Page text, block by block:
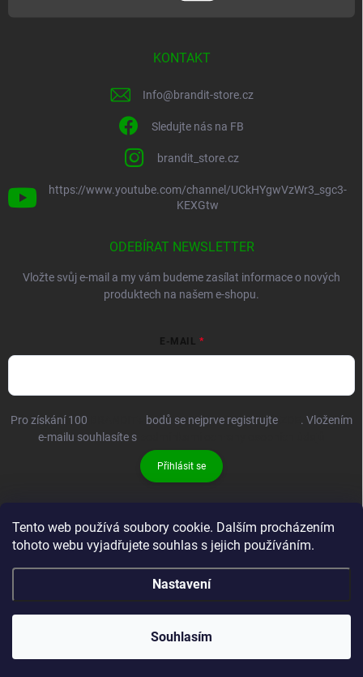
Tento web používá soubory cookie. Dalším procházením
tohoto webu vyjadřujete souhlas s jejich používáním.
Nastavení
Souhlasím
KONTAKT
Info@brandit-store.cz
Sledujte nás na FB
brandit_store.cz
https://www.youtube.com/channel/UCkHYgwVzWr3_sgc3-
KEXGtw
ODEBÍRAT NEWSLETTER
Vložte svůj e-mail a my vám budeme zasílat informace o nových
produktech na našem e-shopu.
E-MAIL
Pro získání 100 bodů se nejprve registrujte
. Vložením
e-mailu souhlasíte s
Přihlásit se
Brandit-store.cz . Všechna práva vyhrazena.